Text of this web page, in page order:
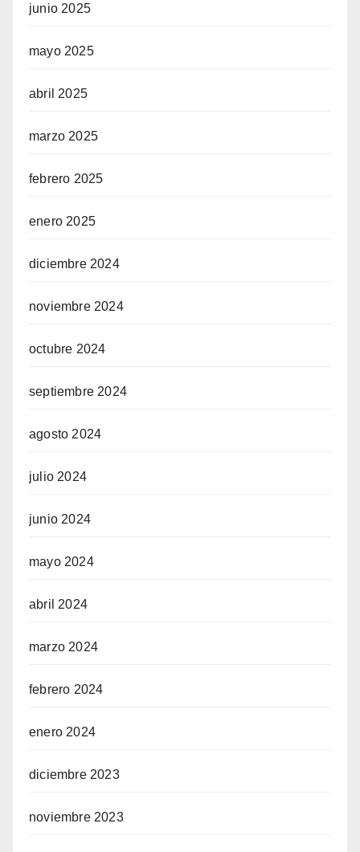
junio 2025
mayo 2025
abril 2025
marzo 2025
febrero 2025
enero 2025
diciembre 2024
noviembre 2024
octubre 2024
septiembre 2024
agosto 2024
julio 2024
junio 2024
mayo 2024
abril 2024
marzo 2024
febrero 2024
enero 2024
diciembre 2023
noviembre 2023